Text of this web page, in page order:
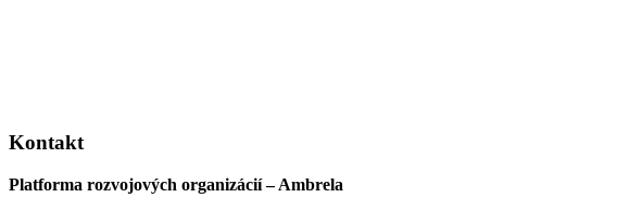
Kontakt
Platforma rozvojových organizácií – Ambrela